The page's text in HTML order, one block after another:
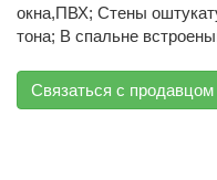
окна,ПВХ; Стены
тона; В спальне
Связаться с продавцом